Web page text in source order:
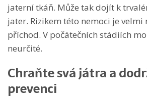
jaterní tkáň. Může tak dojít k
jater. Rizikem této nemoci je velmi
příchod. V počátečních stádiích
neurčité.
Chraňte svá játra a
prevenci